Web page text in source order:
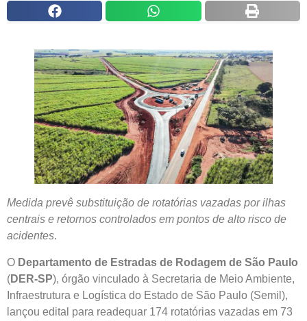
Medida prevê substituição de rotatórias vazadas por ilhas
centrais e retornos controlados em pontos de alto risco de
acidentes.
O Departamento de Estradas de Rodagem de São Paulo
(DER-SP), órgão vinculado à Secretaria de Meio Ambiente,
Infraestrutura e Logística do Estado de São Paulo (Semil),
lançou edital para readequar 174 rotatórias vazadas em 73